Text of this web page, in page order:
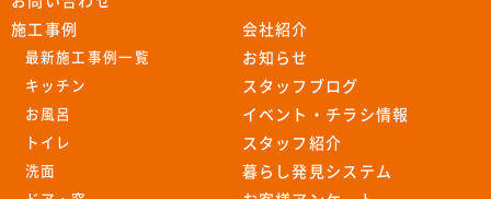
施工事例
最新施工事例一覧
キッチン
お風呂
トイレ
洗面
会社紹介
お知らせ
スタッフブログ
イベント・チラシ情報
スタッフ紹介
暮らし発見システム